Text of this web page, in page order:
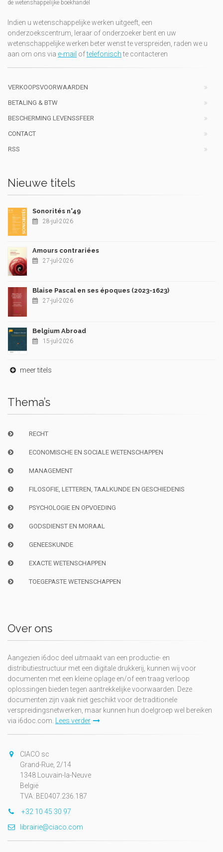
de wetenshappelijke boekhandel
Indien u wetenschappelijke werken uitgeeft, een
onderzoekscentrum, leraar of onderzoeker bent en uw
wetenschappelijke werken beter wenst te verspreiden, raden we u
aan om ons via e-mail oftelefonischte contacteren
VERKOOPSVOORWAARDEN
BETALING & BTW
BESCHERMING LEVENSSFEER
CONTACT
RSS
Nieuwe titels
Sonorités n°49
28-jul-2026
Amours contrariées
27-jul-2026
Blaise Pascal en ses époques (2023-1623)
27-jul-2026
Belgium Abroad
15-jul-2026
meer titels
Thema’s
RECHT
ECONOMISCHE EN SOCIALE WETENSCHAPPEN
MANAGEMENT
FILOSOFIE, LETTEREN, TAALKUNDE EN GESCHIEDENIS
PSYCHOLOGIE EN OPVOEDING
GODSDIENST EN MORAAL
GENEESKUNDE
EXACTE WETENSCHAPPEN
TOEGEPASTE WETENSCHAPPEN
Over ons
Aangezien i6doc deel uitmaakt van een productie- en
distributiestructuur met een digitale drukkerij, kunnen wij voor
documenten met een kleine oplage en/of een traag verloop
oplossingen bieden tegen aantrekkelijke voorwaarden. Deze
documenten zijn vaak niet geschikt voor de traditionele
verspreidingsnetwerken, maar kunnen hun doelgroep wel bereiken
via i6doc.com. Lees verder
CIACO sc
Grand-Rue, 2/14
1348 Louvain-la-Neuve
België
TVA: BE0407.236.187
+32 10 45 30 97
librairie@ciaco.com